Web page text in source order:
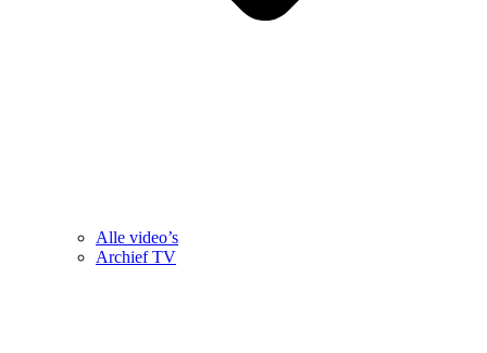
Alle video’s
Archief TV